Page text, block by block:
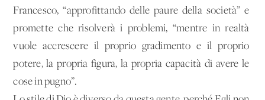
Francesco, “approfittando delle paure della società” e
promette che risolverà i problemi, “mentre in realtà
vuole accrescere il proprio gradimento e il proprio
potere, la propria figura, la propria capacità di avere le
cose in pugno”.